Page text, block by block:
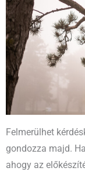
Felmerülhet
gondozza majd.
ahogy az